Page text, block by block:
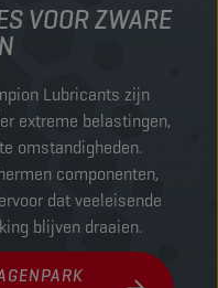
VOOR ZWARE
Lubricants zijn
extreme belastingen,
omstandigheden.
componenten,
dat veeleisende
blijven draaien.